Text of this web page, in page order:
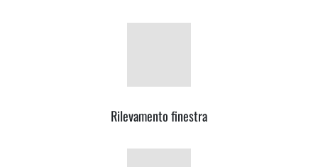
Rilevamento finestra